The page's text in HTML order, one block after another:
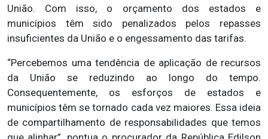
União. Com isso, o orçamento dos estados e
municípios têm sido penalizados pelos repasses
insuficientes da União e o engessamento das tarifas.
“Percebemos uma tendência de aplicação de recursos
da União se reduzindo ao longo do tempo.
Consequentemente, os esforços de estados e
municípios têm se tornado cada vez maiores. Essa ideia
de compartilhamento de responsabilidades que temos